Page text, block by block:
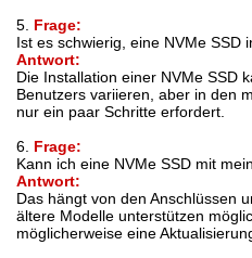
5. Frage:
Ist es schwierig, eine NVMe SSD
Antwort:
Die Installation einer NVMe SSD
Benutzers variieren, aber in den
nur ein paar Schritte erfordert.
6. Frage:
Kann ich eine NVMe SSD mit
Antwort:
Das hängt von den Anschlüssen
ältere Modelle unterstützen
möglicherweise eine